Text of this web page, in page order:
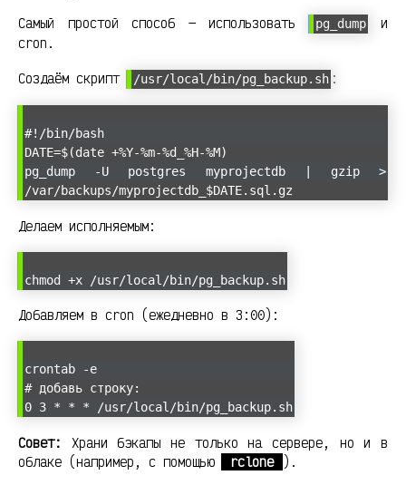
Самый простой способ — использовать pg_dump
и
cron.
Создаём скрипт /usr/local/bin/pg_backup.sh :
#!/bin/bash
DATE=$(date +%Y-%m-%d_%H-%M)
pg_dump -U postgres myprojectdb | gzip >
/var/backups/myprojectdb_$DATE.sql.gz
Делаем исполняемым:
chmod +x /usr/local/bin/pg_backup.sh
Добавляем в cron (ежедневно в 3:00):
crontab -e
# добавь строку:
0 3 * * * /usr/local/bin/pg_backup.sh
Совет:
Храни бэкапы не только на сервере, но и в
облаке (например, с помощью
rclone ).